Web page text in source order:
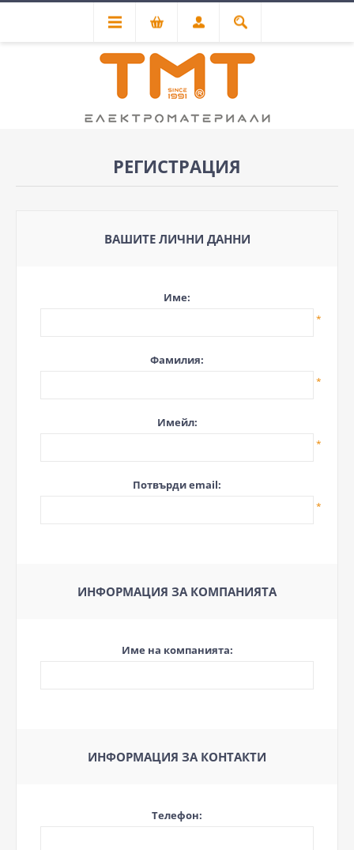
РЕГИСТРАЦИЯ
ВАШИТЕ ЛИЧНИ ДАННИ
Име:
*
Фамилия:
*
Имейл:
*
Потвърди email:
*
ИНФОРМАЦИЯ ЗА КОМПАНИЯТА
Име на компанията:
ИНФОРМАЦИЯ ЗА КОНТАКТИ
Телефон: